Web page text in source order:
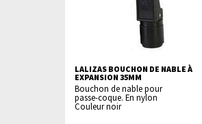
LALIZAS BOUCHON DE NABLE À
EXPANSION 35MM
Bouchon de nable pour
passe-coque. En nylon
Couleur noir